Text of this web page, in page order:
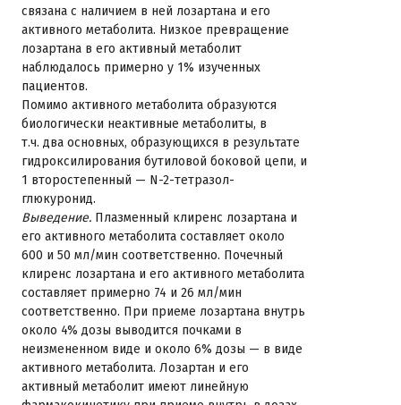
связана с наличием в ней лозартана и его
активного метаболита. Низкое превращение
лозартана в его активный метаболит
наблюдалось примерно у 1% изученных
пациентов.
Помимо активного метаболита образуются
биологически неактивные метаболиты, в
т.ч. два основных, образующихся в результате
гидроксилирования бутиловой боковой цепи, и
1 второстепенный — N-2-тетразол-
глюкуронид.
Выведение. Плазменный клиренс лозартана и
его активного метаболита составляет около
600 и 50 мл/мин соответственно. Почечный
клиренс лозартана и его активного метаболита
составляет примерно 74 и 26 мл/мин
соответственно. При приеме лозартана внутрь
около 4% дозы выводится почками в
неизмененном виде и около 6% дозы — в виде
активного метаболита. Лозартан и его
активный метаболит имеют линейную